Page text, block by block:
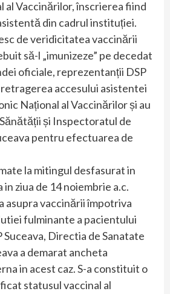
al Vaccinărilor, înscrierea fiind
din cadrul instituției.
de veridicitatea vaccinării
să-l „imunizeze” pe decedat
oficiale, reprezentanții DSP
retragerea accesului asistentei
Național al Vaccinărilor și au
și Inspectoratul de
pentru efectuarea de
la mitingul desfasurat in
in ziua de 14 noiembrie a.c.
asupra vaccinării împotriva
fulminante a pacientului
Suceava, Directia de Sanatate
a demarat ancheta
in acest caz. S-a constituit o
statusul vaccinal al